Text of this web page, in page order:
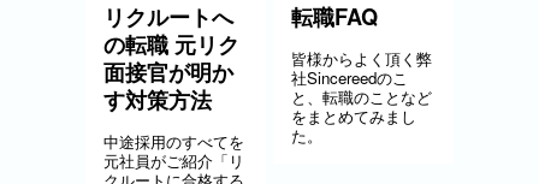
リクルートへ
の転職 元リク
面接官が明か
す対策方法
中途採用のすべてを
元社員がご紹介「リ
転職FAQ
皆様からよく頂く弊
社Sincereedのこ
と、転職のことなど
をまとめてみまし
た。